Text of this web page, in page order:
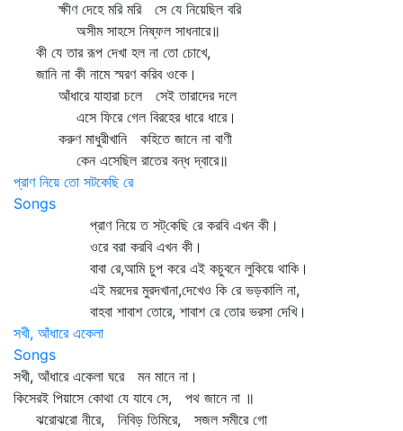
ক্ষীণ দেহে মরি মরি সে যে নিয়েছিল বরি
অসীম সাহসে নিষ্ফল সাধনারে॥
কী যে তার রূপ দেখা হল না তো চোখে,
জানি না কী নামে স্মরণ করিব ওকে।
আঁধারে যাহারা চলে সেই তারাদের দলে
এসে ফিরে গেল বিরহের ধারে ধারে।
করুণ মাধুরীখানি কহিতে জানে না বাণী
কেন এসেছিল রাতের বন্ধ দ্বারে॥
প্রাণ নিয়ে তো সটকেছি রে
Songs
প্রাণ নিয়ে ত সট্‌কেছি রে করবি এখন কী।
ওরে বরা করবি এখন কী।
বাবা রে,আমি চুপ করে এই কচুবনে লুকিয়ে থাকি।
এই মরদের মুরদখানা,দেখেও কি রে ভড়কালি না,
বাহবা শাবাশ তোরে, শাবাশ রে তোর ভরসা দেখি।
সখী, আঁধারে একেলা
Songs
সখী, আঁধারে একেলা ঘরে মন মানে না।
কিসেরই পিয়াসে কোথা যে যাবে সে, পথ জানে না ॥
ঝরোঝরো নীরে, নিবিড় তিমিরে, সজল সমীরে গো